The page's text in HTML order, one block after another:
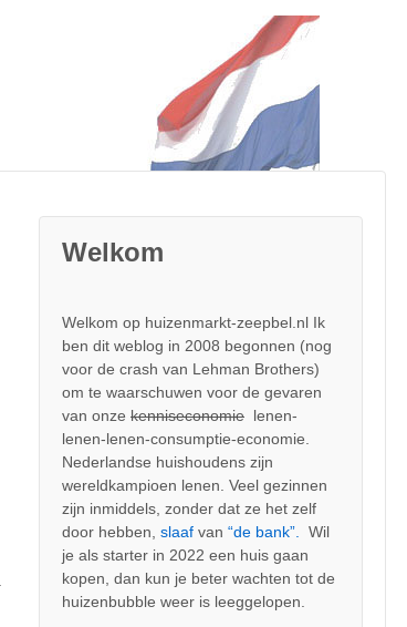
Welkom
Welkom op huizenmarkt-zeepbel.nl Ik
ben dit weblog in 2008 begonnen (nog
voor de crash van Lehman Brothers)
om te waarschuwen voor de gevaren
van onzekenniseconomie lenen-
lenen-lenen-consumptie-economie.
Nederlandse huishoudens zijn
wereldkampioen lenen. Veel gezinnen
zijn inmiddels, zonder dat ze het zelf
door hebben,slaaf van“de bank”. Wil
je als starter in 2022 een huis gaan
kopen, dan kun je beter wachten tot de
huizenbubble weer is leeggelopen.